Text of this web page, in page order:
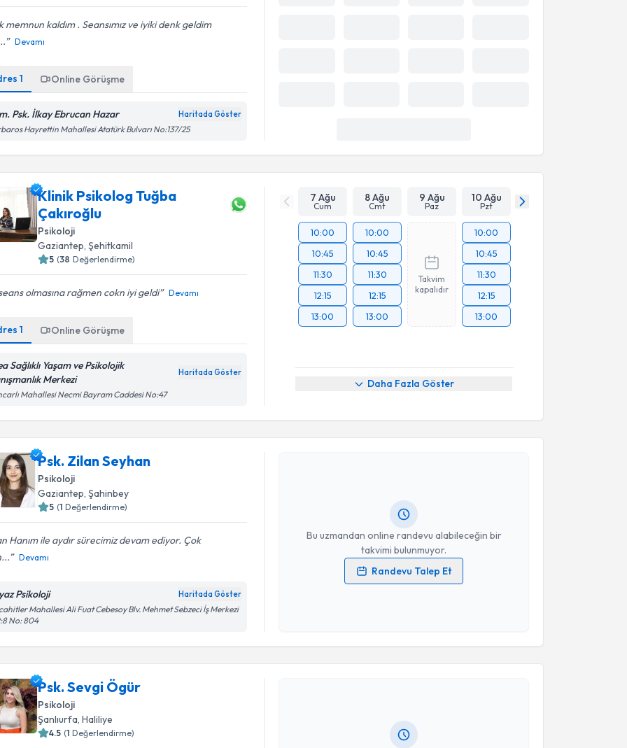
memnun kaldım . Seansımız ve iyiki denk geldim
Devamı
1 Online Görüşme
Psk. İlkay Ebrucan Hazar Haritada Göster
Hayrettin Mahallesi Atatürk Bulvarı No:137/25
Klinik Psikolog Tuğba
Çakıroğlu
Psikoloji
Gaziantep, Şehitkamil
5 (38 Değerlendirme)
olmasına rağmen cokn iyi geldi Devamı
1 Online Görüşme
Sağlıklı Yaşam ve Psikolojik
Merkezi
Haritada Göster
Mahallesi Necmi Bayram Caddesi No:47
7 Ağu
Cum
8 Ağu
Cmt
9 Ağu
Paz
10 Ağu
Pzt
10:00
10:45
11:30
12:15
13:00
10:00
10:45
11:30
12:15
13:00
Takvim
kapalıdır
10:00
10:45
11:30
12:15
13:00
Daha Fazla Göster
Psk. Zilan Seyhan
Psikoloji
Gaziantep, Şahinbey
5 (1 Değerlendirme)
Hanım ile aydır sürecimiz devam ediyor. Çok
Devamı
Psikoloji Haritada Göster
Mahallesi Ali Fuat Cebesoy Blv. Mehmet Sebzeci İş Merkezi
No: 804
Bu uzmandan online randevu alabileceğin bir
takvimi bulunmuyor.
Randevu Talep Et
Kişisel verilerimin işlenmesine ilişkinAydınlatma Metni
Psk. Sevgi Ögür
Psikoloji
Şanlıurfa, Haliliye
4.5 (1 Değerlendirme)
Randevu Takvimi Talebi
Psk. Sevgi Ögür